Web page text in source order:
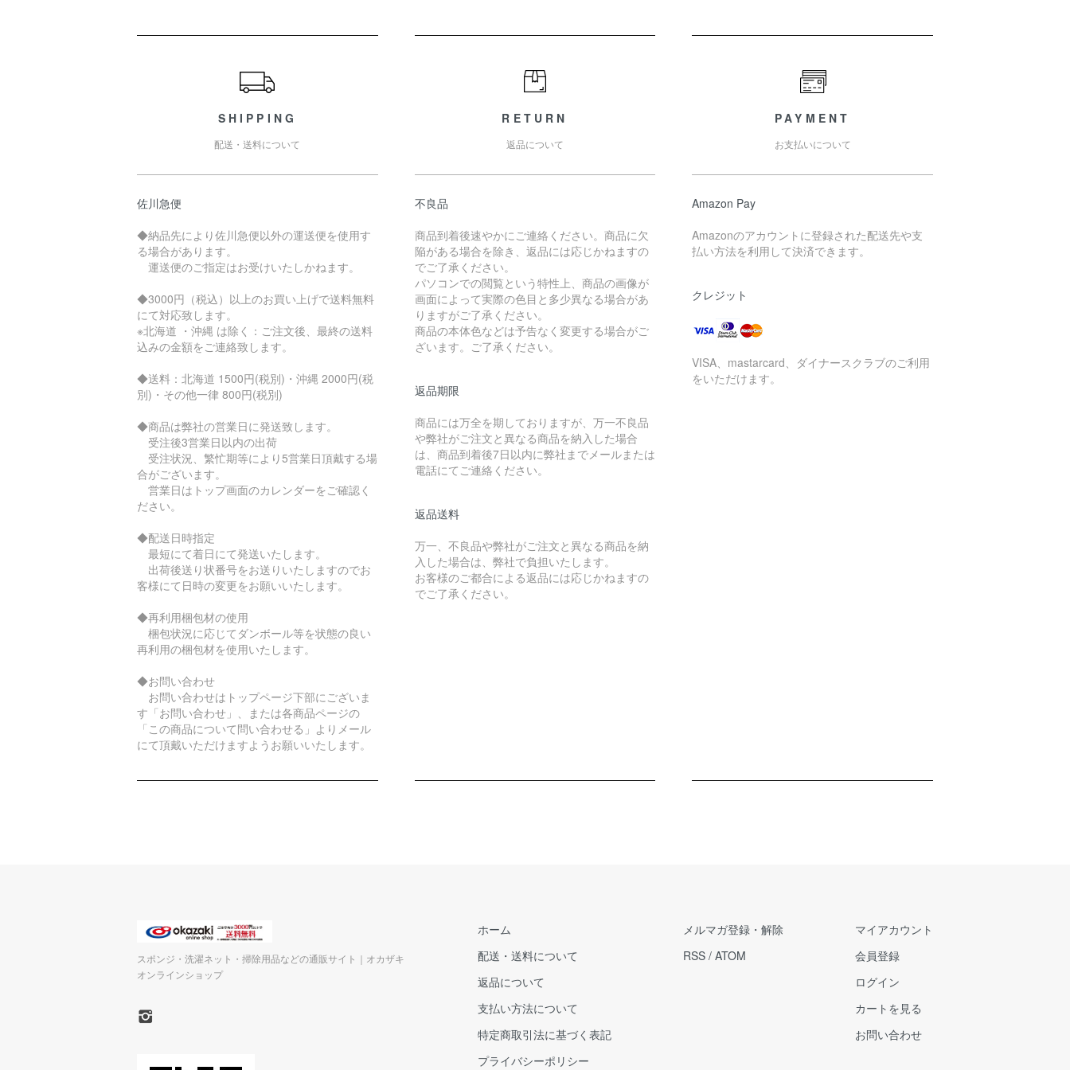
SHIPPING
配送・送料について
佐川急便
◆納品先により佐川急便以外の運送便を使用す
る場合があります。
運送便のご指定はお受けいたしかねます。
◆3000円（税込）以上のお買い上げで送料無料
にて対応致します。
※北海道 ・沖縄 は除く：ご注文後、最終の送料
込みの金額をご連絡致します。
◆送料：北海道 1500円(税別)・沖縄 2000円(税
別)・その他一律 800円(税別)
◆商品は弊社の営業日に発送致します。
受注後3営業日以内の出荷
受注状況、繁忙期等により5営業日頂戴する場
合がございます。
営業日はトップ画面のカレンダーをご確認く
ださい。
◆配送日時指定
最短にて着日にて発送いたします。
出荷後送り状番号をお送りいたしますのでお
客様にて日時の変更をお願いいたします。
◆再利用梱包材の使用
梱包状況に応じてダンボール等を状態の良い
再利用の梱包材を使用いたします。
◆お問い合わせ
お問い合わせはトップページ下部にございま
す「お問い合わせ」、または各商品ページの
「この商品について問い合わせる」よりメール
にて頂戴いただけますようお願いいたします。
RETURN
返品について
不良品
商品到着後速やかにご連絡ください。商品に欠
陥がある場合を除き、返品には応じかねますの
でご了承ください。
パソコンでの閲覧という特性上、商品の画像が
画面によって実際の色目と多少異なる場合があ
りますがご了承ください。
商品の本体色などは予告なく変更する場合がご
ざいます。ご了承ください。
返品期限
商品には万全を期しておりますが、万一不良品
や弊社がご注文と異なる商品を納入した場合
は、商品到着後7日以内に弊社までメールまたは
電話にてご連絡ください。
返品送料
万一、不良品や弊社がご注文と異なる商品を納
入した場合は、弊社で負担いたします。
お客様のご都合による返品には応じかねますの
でご了承ください。
PAYMENT
お支払いについて
Amazon Pay
Amazonのアカウントに登録された配送先や支
払い方法を利用して決済できます。
クレジット
VISA、mastarcard、ダイナースクラブのご利用
をいただけます。
スポンジ・洗濯ネット・掃除用品などの通販サイト｜オカザキ
オンラインショップ
ホーム
配送・送料について
返品について
支払い方法について
特定商取引法に基づく表記
プライバシーポリシー
メルマガ登録・解除
RSS / ATOM
マイアカウント
会員登録
ログイン
カートを見る
お問い合わせ